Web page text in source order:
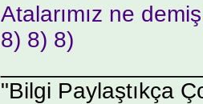
Atalarımız ne
8) 8) 8)
"Bilgi Paylaştıkça